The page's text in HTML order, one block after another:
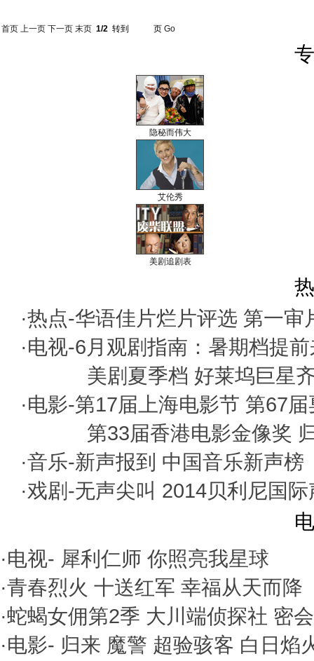
首页 上一页 下一页 末页 1/2 转到 页 Go
隐秘而伟大
艾伦秀
美剧追剧表
·热点-华语佳片烂片评选 第一审
·电视-6月观剧指南：暑期档提
美剧夏季档 好莱坞巨星
·电影-第17届上海电影节 第67
第33届香港电影金像奖
·音乐-新声报到 中国音乐新声榜
·戏剧-无声尖叫 2014贝利尼国
·电视- 犀利仁师 你照亮我星球
·青春烈火 十送红军 幸福从天而降
·蛇蝎女佣第2季 大川端侦探社 密会
·电影- 归来 魔警 超验骇客 白日焰